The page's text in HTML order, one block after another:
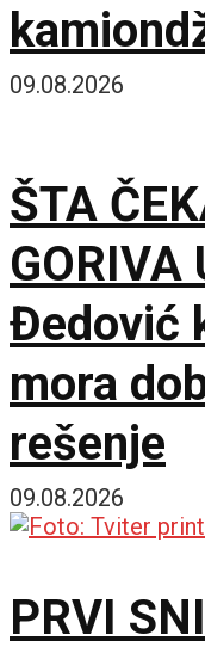
hitan
09.08.2026
ŠTA
GORIVA
Đedović
mora
rešenje
09.08.2026
PRVI